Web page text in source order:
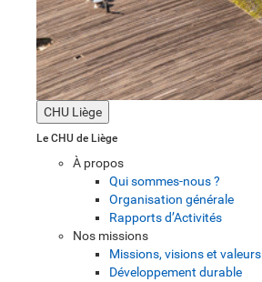
CHU Liège
Le CHU de Liège
À propos
Qui sommes-nous ?
Organisation générale
Rapports d’Activités
Nos missions
Missions, visions et valeurs
Développement durable